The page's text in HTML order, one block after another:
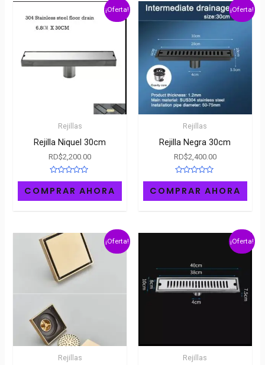
¡Oferta!
Rejillas
Rejilla Niquel 30cm
RD$2,200.00
Rated
0
out
of
COMPRAR AHORA
¡Oferta!
Rejillas
Rejilla Negra 30cm
RD$2,400.00
Rated
0
out
of
COMPRAR AHORA
¡Oferta!
Rejillas
¡Oferta!
Rejillas